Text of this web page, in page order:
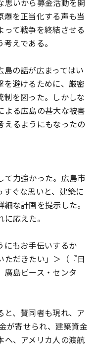
思いから募金活動を開
を正当化する声も当
て戦争を終結させる
えである。
の話が広まってはい
を避けるために、厳密
制を図った。しかしな
よる広島の甚大な被害
えるようにもなったの
力強かった。広島市
ぐな思いと、建築に
な計画を提示した。
応えた。
にもお手伝いするか
ただきたい」＞（『日
島ピース・センタ
、賛同者も現れ、ア
が寄せられ、建築資金
へ、アメリカ人の渡航